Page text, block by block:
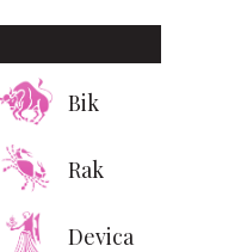
Bik
Rak
Devica